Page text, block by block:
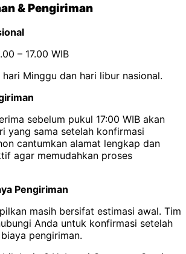
& Pengiriman
– 17.00 WIB
Minggu dan hari libur nasional.
sebelum pukul 17:00 WIB akan
yang sama setelah konfirmasi
cantumkan alamat lengkap dan
agar memudahkan proses
Pengiriman
masih bersifat estimasi awal. Tim
Anda untuk konfirmasi setelah
pengiriman.